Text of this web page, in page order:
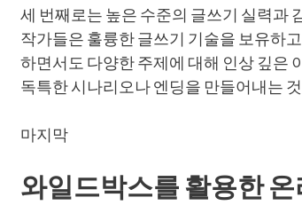
세 번째로는 높은 수준의 글쓰기 실력과
작가들은 훌륭한 글쓰기 기술을 보유하
하면서도 다양한 주제에 대해 인상 깊은
독특한 시나리오나 엔딩을 만들어내는
마지막
와일드박스를 활용한